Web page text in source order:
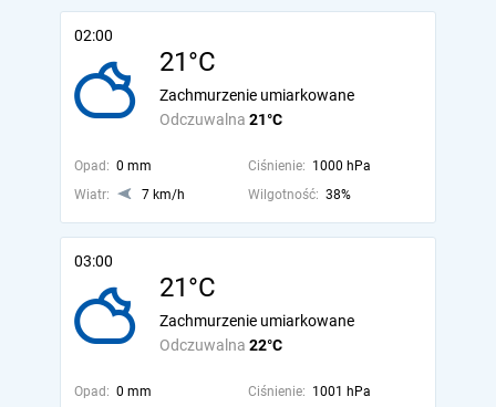
02:00
21°C
Odczuwalna 21°C
Zachmurzenie umiarkowane
Opad: 0 mm Ciśnienie: 1000 hPa
Wiatr:
7 km/h Wilgotność: 38%
03:00
21°C
Odczuwalna 22°C
Zachmurzenie umiarkowane
Opad: 0 mm Ciśnienie: 1001 hPa